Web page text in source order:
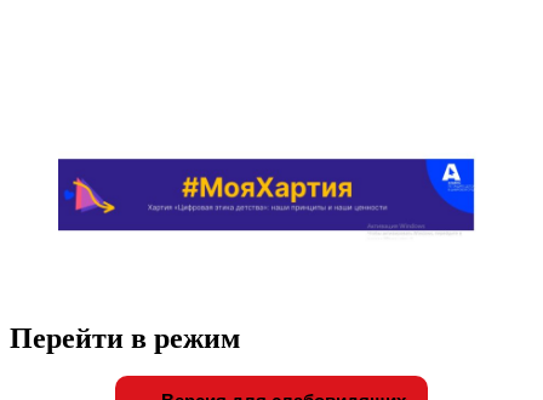
Перейти в режим